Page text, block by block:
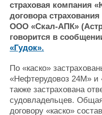
Работа
Крюинг
Журнал
Реклама
Конференции
Выставки и семинары
Личности
Словарь
страховая компания
договора
ООО «Скал-АПК»
говорится в
«Гудок».
По «каско»
«Нефтерудовоз 24М» и
также застрахована
судовладельцев.
договору «каско»